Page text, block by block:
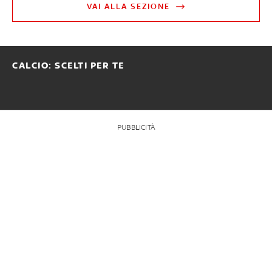
VAI ALLA SEZIONE
CALCIO: SCELTI PER TE
PUBBLICITÀ